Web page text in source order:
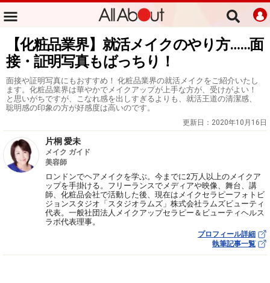
【化粧品業界】就活メイクのやり方……面
接・証明写真もばっちり！
面接や証明写真にもおすすめ！ 化粧品業界の就活メイクをご紹介いたし
ます。化粧品業界は華やかでメイクアップが上手な方が、受けがよい！
と思いがちですが、こなれ感を出しすぎるよりも、就活王道の清潔感、
聡明感の印象の方が好感度は高いのです。
更新日： 2020年10月16日
片桐 愛未
メイク ガイド
美容師
ロンドンでヘアメイクを学ぶ。今までに2万人以上のメイクア
ップを手掛ける。フリーランスでメディアや映像、舞台、講
師、化粧品会社で活動した後、現在はメイクセラピーフォトビ
ジョンスタジオ「スタジオラムズ」株式会社ラムズビューティ
代表。一般社団法人メイクアップセラピー＆ビューティヘルス
ラボ代表理事。
プロフィール詳細
執筆記事一覧